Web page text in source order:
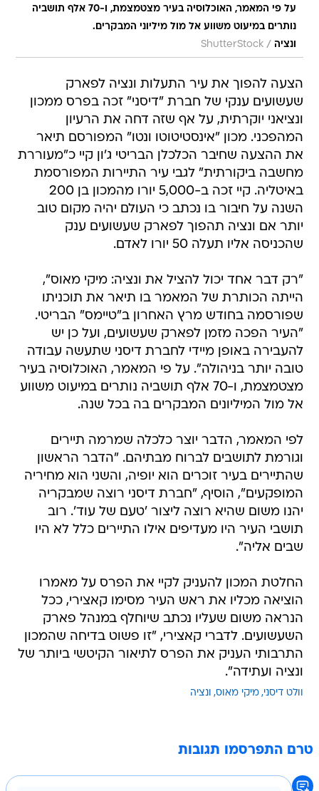
על פי המאמר, האוכלוסיה בעיר מצטמצמת, ו-70 אלף תושביה
נותרים במיעוט משווע אל מול מיליוני המבקרים.
ונציה /
ShutterStock
הצעה להפוך את עיר התעלות ונציה לפארק
שעשועים ענקי של חברת "דיסני" זכה בפרס ממכון
ונציאני יוקרתית, על אף שזה דחה את הרעיון
המהפכני. מכון "אינסטיטוטו ונטו" המפורסם תיאר
את ההצעה שחיבר הכלכלן הבריטי ג'ון קיי כ"מעוררת
מחשבה ביקורתית" לגבי עיר התיירות המפורסמת
באיטליה. קיי זכה ב-5,000 יורו מהמכון בן 200
השנה על חיבור בו נכתב כי העולם יהיה מקום טוב
יותר אם ונציה תהפוך לפארק שעשועים ענק
שהכניסה אליו תעלה 50 יורו לאדם.
"רק דבר אחד יכול להציל את ונציה: מיקי מאוס",
הייתה הכותרת של המאמר בו תיאר את תוכניתו
שפורסמה בחודש מרץ האחרון ב"טיימס" הבריטי.
"העיר הפכה מזמן לפארק שעשועים, ועל כן יש
להעבירה באופן מיידי לחברת דיסני שתעשה עבודה
טובה יותר בניהולה". על פי המאמר, האוכלוסיה בעיר
מצטמצמת, ו-70 אלף תושביה נותרים במיעוט משווע
אל מול המיליונים המבקרים בה בכל שנה.
לפי המאמר, הדבר יוצר כלכלה שמרמה תיירים
וגורמת לתושבים לברוח מבתיהם. "הדבר הראשון
שהתיירים בעיר זוכרים הוא יופיה, והשני הוא מחיריה
המופקעים", הוסיף, "חברת דיסני רוצה שמבקריה
יהנו משום שהיא רוצה ליצור 'טעם של עוד'. רוב
תושבי העיר היו מעדיפים אילו התיירים כלל לא היו
שבים אליה".
החלטת המכון להעניק לקיי את הפרס על מאמרו
הוציאה מכליו את ראש העיר מסימו קאצירי, ככל
הנראה משום שעליו נכתב שיוחלף במנהל פארק
השעשועים. לדברי קאצירי, "זו פשוט בדיחה שהמכון
התרבותי העניק את הפרס לתיאור הקיטשי ביותר של
ונציה ועתידה".
וולט דיסני מיקי מאוס ונציה
טרם התפרסמו תגובות